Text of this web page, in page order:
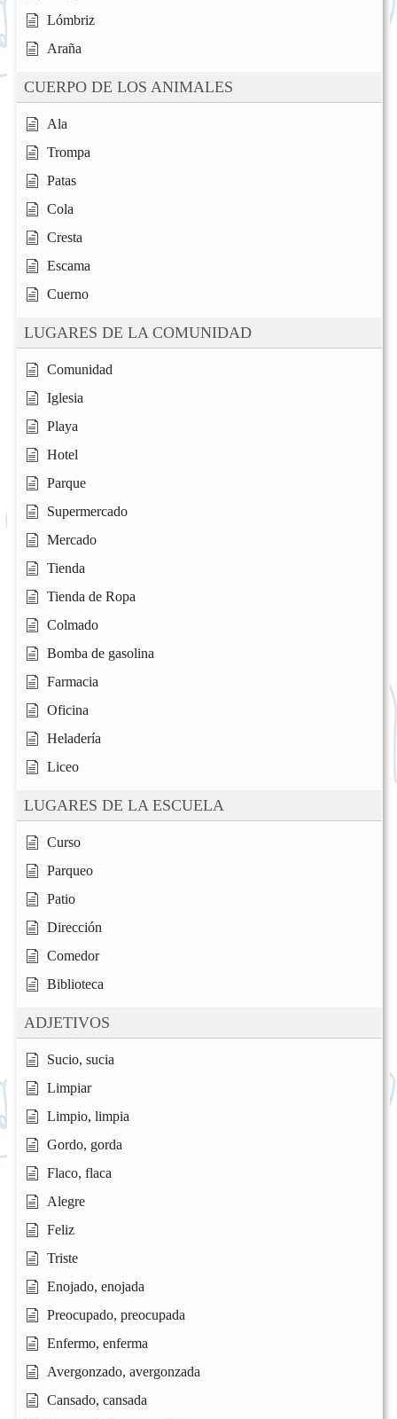
Lómbriz
Araña
CUERPO DE LOS ANIMALES
Ala
Trompa
Patas
Cola
Cresta
Escama
Cuerno
LUGARES DE LA COMUNIDAD
Comunidad
Iglesia
Playa
Hotel
Parque
Supermercado
Mercado
Tienda
Tienda de Ropa
Colmado
Bomba de gasolina
Farmacia
Oficina
Heladería
Liceo
LUGARES DE LA ESCUELA
Curso
Parqueo
Patio
Dirección
Comedor
Biblioteca
ADJETIVOS
Sucio, sucia
Limpiar
Limpio, limpia
Gordo, gorda
Flaco, flaca
Alegre
Feliz
Triste
Enojado, enojada
Preocupado, preocupada
Enfermo, enferma
Avergonzado, avergonzada
Cansado, cansada